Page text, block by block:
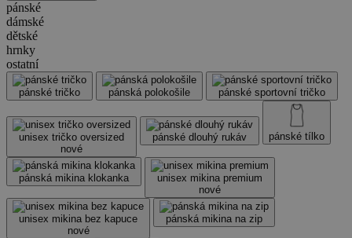
pánské
dámské
dětské
hrnky
ostatní
pánské tričko pánská polokošile pánské sportovní tričko
unisex tričko oversized
nové
pánské dlouhý rukáv pánské tílko
pánská mikina klokanka
unisex mikina premium
nové
unisex mikina bez kapuce
nové
pánská mikina na zip